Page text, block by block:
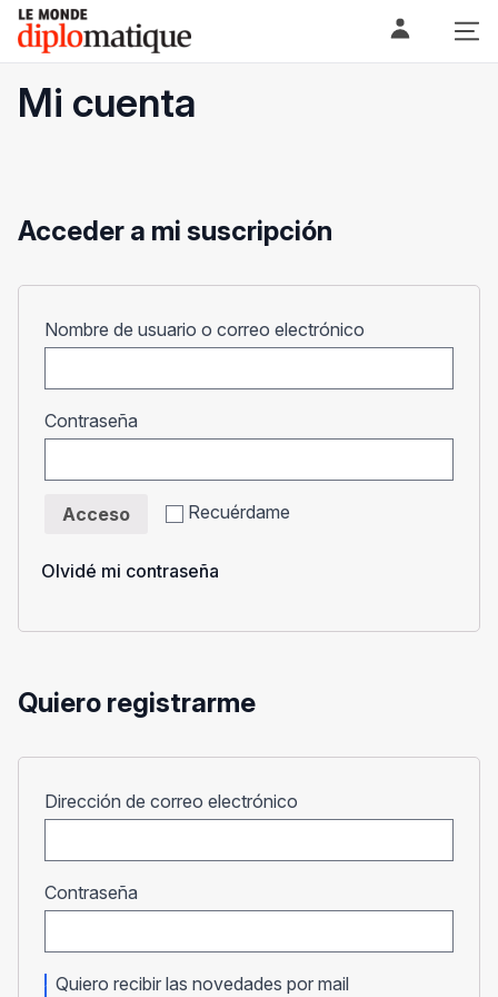
Skip
content
Le monde diplomatique
Mi cuenta
Acceder a mi suscripción
Nombre de usuario o correo electrónico
Contraseña
Recuérdame
Acceso
Olvidé mi contraseña
Quiero registrarme
Dirección de correo electrónico
Contraseña
Quiero recibir las novedades por mail